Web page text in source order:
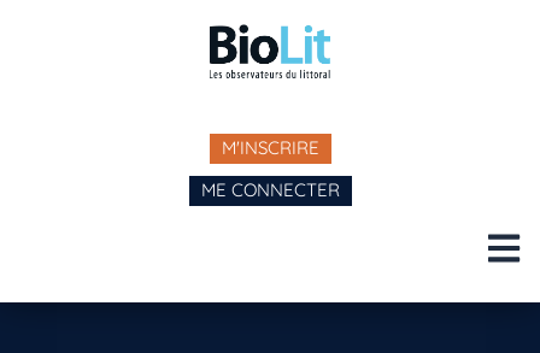
M'INSCRIRE
ME CONNECTER